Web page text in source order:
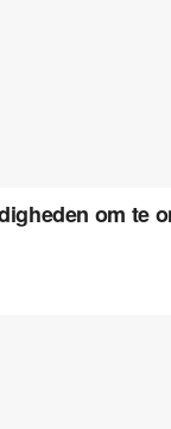
om te